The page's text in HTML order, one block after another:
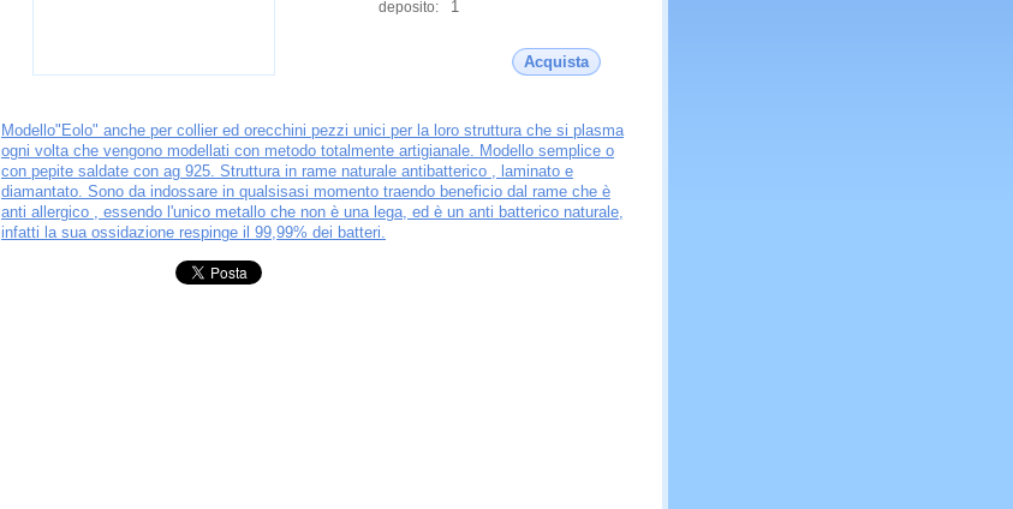
deposito:
1
Acquista
Modello"Eolo" anche per collier ed orecchini pezzi unici per la loro struttura che si plasma
ogni volta che vengono modellati con metodo totalmente artigianale. Modello semplice o
con pepite saldate con ag 925. Struttura in rame naturale antibatterico , laminato e
diamantato. Sono da indossare in qualsisasi momento traendo beneficio dal rame che è
anti allergico , essendo l'unico metallo che non è una lega, ed è un anti batterico naturale,
infatti la sua ossidazione respinge il 99,99% dei batteri.